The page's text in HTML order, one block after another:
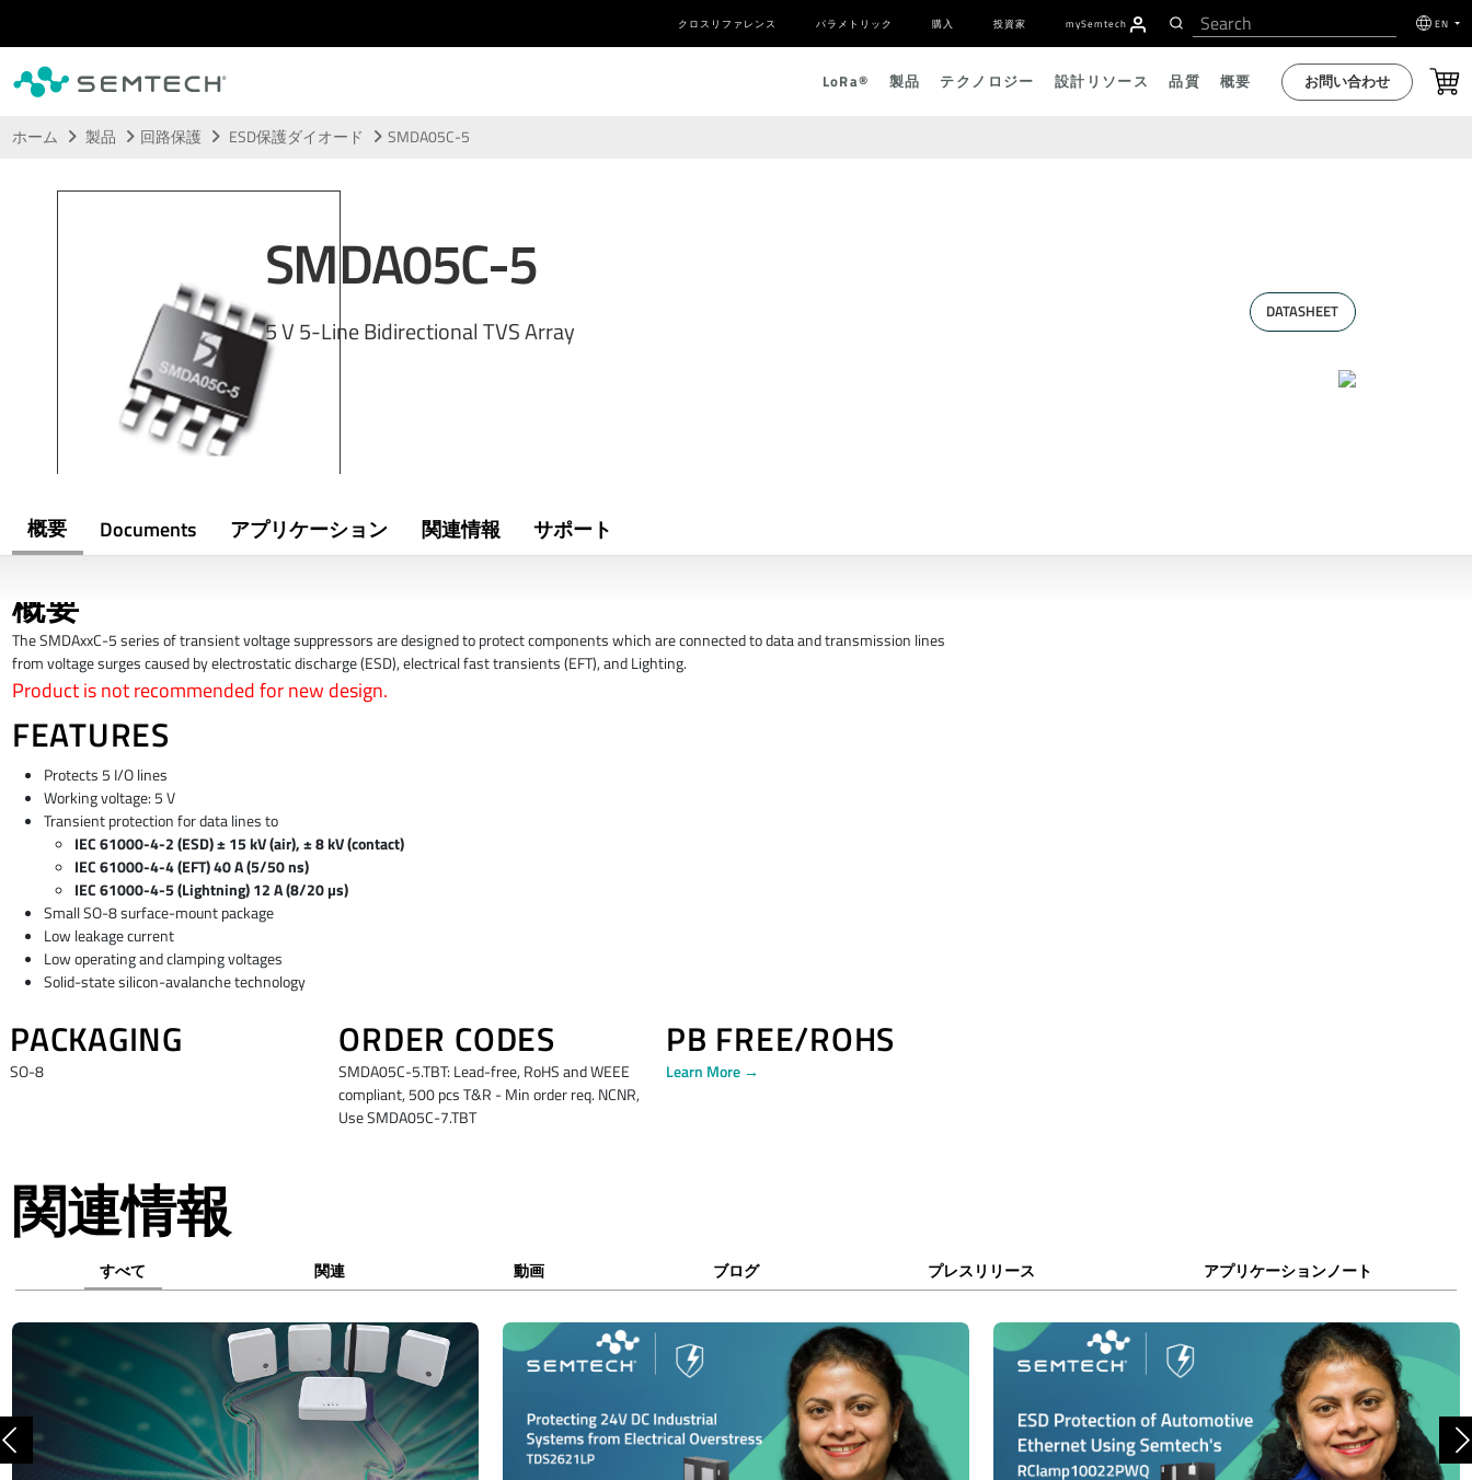
メインコンテンツにスキップ
クロスリファレンス パラメトリック 購入 投資家 mySemtech EN
LoRa® 製品 テクノロジー 設計リソース 品質 概要 お問い合わせ
ホーム 製品 回路保護 ESD保護ダイオード SMDA05C-5
SMDA05C-5
5 V 5-Line Bidirectional TVS Array
DATASHEET
概要 Documents アプリケーション 関連情報 サポート
概要
The SMDAxxC-5 series of transient voltage suppressors are designed to protect components which are connected to data and transmission lines
from voltage surges caused by electrostatic discharge (ESD), electrical fast transients (EFT), and Lighting.
Product is not recommended for new design.
FEATURES
Protects 5 I/O lines
Working voltage: 5 V
Transient protection for data lines to
IEC 61000-4-2 (ESD) ± 15 kV (air), ± 8 kV (contact)
IEC 61000-4-4 (EFT) 40 A (5/50 ns)
IEC 61000-4-5 (Lightning) 12 A (8/20 µs)
Small SO-8 surface-mount package
Low leakage current
Low operating and clamping voltages
Solid-state silicon-avalanche technology
PACKAGING
SO-8
ORDER CODES
SMDA05C-5.TBT: Lead-free, RoHS and WEEE
compliant, 500 pcs T&R - Min order req. NCNR,
Use SMDA05C-7.TBT
PB FREE/ROHS
Learn More →
関連情報
すべて 関連 動画 ブログ プレスリリース アプリケーションノート
前へ